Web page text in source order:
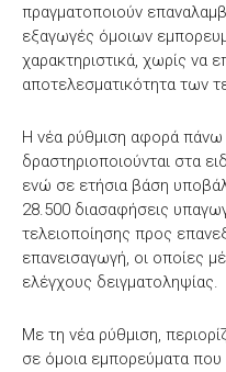
πραγματοποιούν
εξαγωγές όμοιων
χαρακτηριστικά, χωρίς να
αποτελεσματικότητα των
Η νέα ρύθμιση αφορά πάνω
δραστηριοποιούνται στα
ενώ σε ετήσια βάση
28.500 διασαφήσεις
τελειοποίησης προς
επανεισαγωγή, οι οποίες
ελέγχους δειγματοληψίας.
Με τη νέα ρύθμιση,
σε όμοια εμπορεύματα που